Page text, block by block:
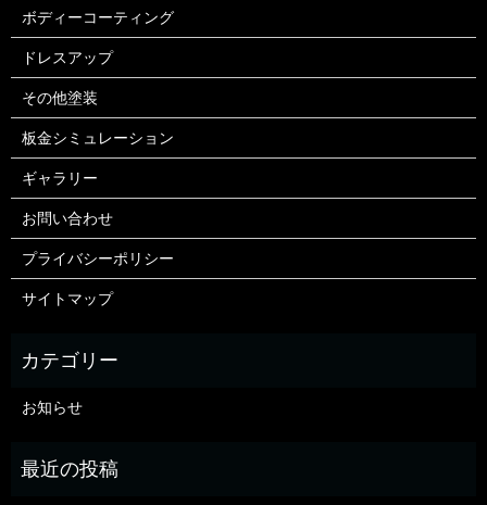
ボディーコーティング
ドレスアップ
その他塗装
板金シミュレーション
ギャラリー
お問い合わせ
プライバシーポリシー
サイトマップ
お知らせ